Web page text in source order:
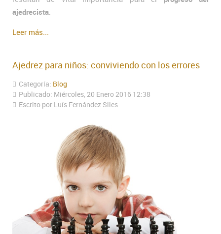
ajedrecista.
Leer más...
Ajedrez para niños: conviviendo con los errores
Categoría: Blog
Publicado: Miércoles, 20 Enero 2016 12:38
Escrito por Luís Fernández Siles